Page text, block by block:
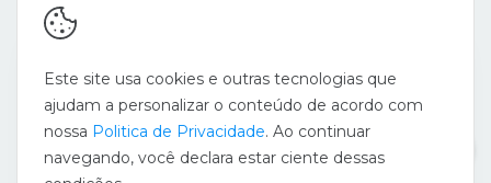
Este site usa cookies e outras tecnologias que
ajudam a personalizar o conteúdo de acordo com
nossa Politica de Privacidade. Ao continuar
navegando, você declara estar ciente dessas